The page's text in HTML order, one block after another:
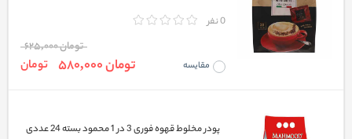
0 نفر
مقایسه
تومان 625,000
تومان 580,000 تومان
پودر مخلوط قهوه فوری 3 در 1 محمود بسته 24 عددی